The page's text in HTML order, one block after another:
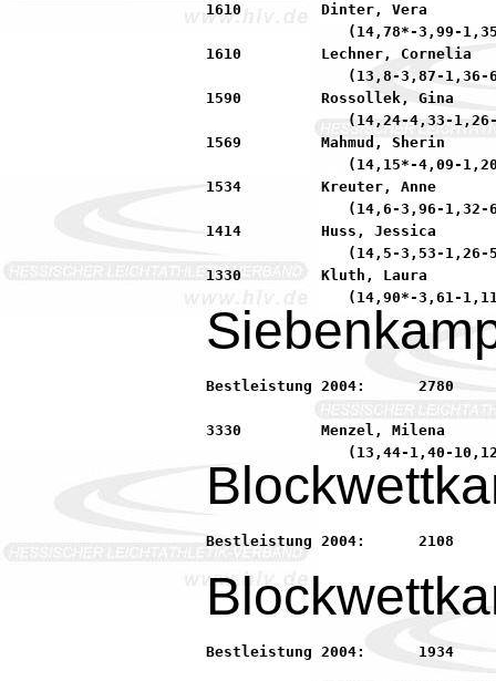
1610         Dinter, Vera
(14,78*-3,99-
1610         Lechner, Cornelia
(13,8-3,87-1,36-
1590         Rossollek, Gina
(14,24-4,33-
1569         Mahmud, Sherin
(14,15*-4,09-
1534         Kreuter, Anne
(14,6-3,96-1,32-
1414         Huss, Jessica
(14,5-3,53-1,26-
1330         Kluth, Laura
Bestleistung 2004:	2780         Döbert, Laura           91 LG Offenbach
3330         Menzel, Milena
Bestleistung 2004:	2108         Konopka, Jasmin         90 LG MINIMAX Seligenstad
Bestleistung 2004:	1934         Möll, Denise            90 LG MINIMAX Seligenstad